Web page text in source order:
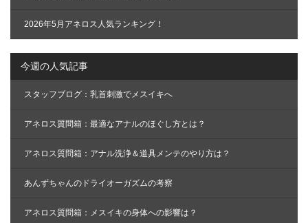
2026年5月アネロス人気ランキング！
今週の人気記事
スタッフブログ：乳首刺激でメスイキへ
アネロス質問箱：最適なアナルのほぐし方とは？
アネロス質問箱：アナル洗浄＆道具メンテのやり方は？
あんずちゃんのドライオーガズムの考察
アネロス質問箱：メスイキの身体への影響は？